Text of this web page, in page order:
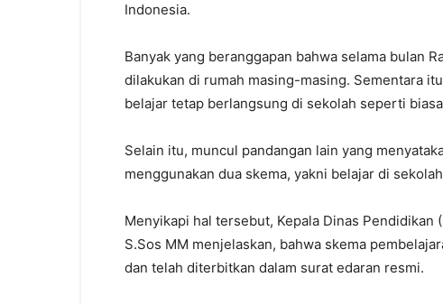
Indonesia.
Banyak yang beranggapan bahwa selama bulan
dilakukan di rumah masing-masing. Sementara
belajar tetap berlangsung di sekolah seperti
Selain itu, muncul pandangan lain yang
menggunakan dua skema, yakni belajar di
Menyikapi hal tersebut, Kepala Dinas Pendidikan
S.Sos MM menjelaskan, bahwa skema
dan telah diterbitkan dalam surat edaran resmi.